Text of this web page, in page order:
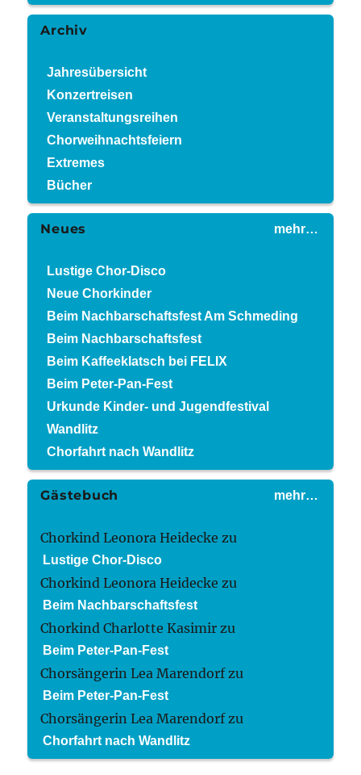
Archiv
Jahresübersicht
Konzertreisen
Veranstaltungsreihen
Chorweihnachtsfeiern
Extremes
Bücher
mehr…
Neues
Lustige Chor-Disco
Neue Chorkinder
Beim Nachbarschaftsfest Am Schmeding
Beim Nachbarschaftsfest
Beim Kaffeeklatsch bei FELIX
Beim Peter-Pan-Fest
Urkunde Kinder- und Jugendfestival
Wandlitz
Chorfahrt nach Wandlitz
mehr…
Gästebuch
Chorkind Leonora Heidecke zu
Lustige Chor-Disco
Chorkind Leonora Heidecke zu
Beim Nachbarschaftsfest
Chorkind Charlotte Kasimir zu
Beim Peter-Pan-Fest
Chorsängerin Lea Marendorfzu
Beim Peter-Pan-Fest
Chorsängerin Lea Marendorfzu
Chorfahrt nach Wandlitz